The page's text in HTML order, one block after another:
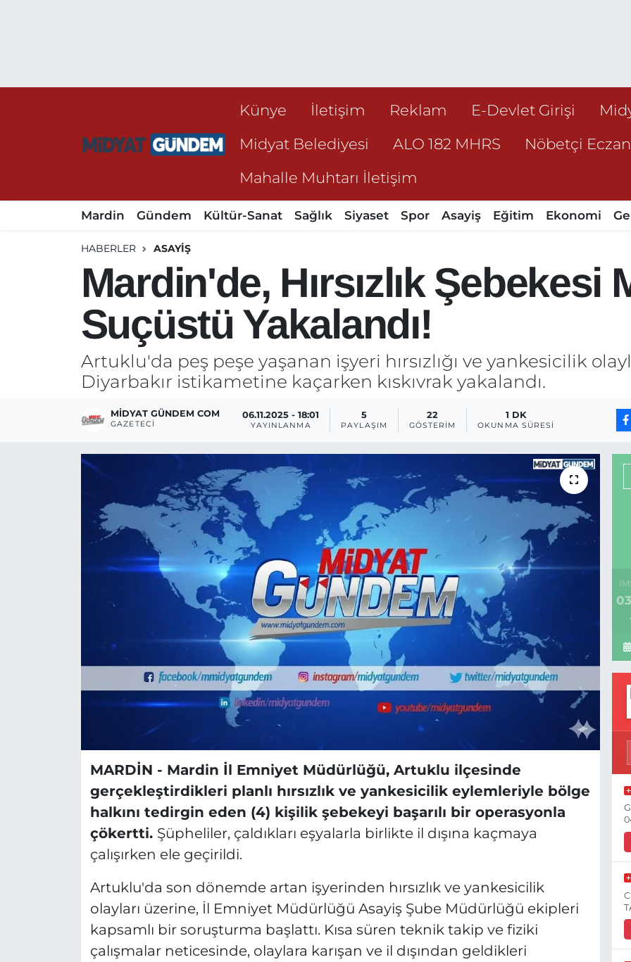
Künye İletişim Reklam E-Devlet Girişi
Midyat Belediyesi
ALO 182 MHRS Nöbetçi
Mahalle Muhtarı İletişim
Mardin Gündem Kültür-Sanat Sağlık Siyaset Spor Asayiş Eğitim Ekonomi
HABERLER ASAYIŞ
Mardin'de, Hırsızlık Şebekesi
Suçüstü Yakalandı!
Artuklu'da peş peşe yaşanan işyeri hırsızlığı ve yankesicilik
Diyarbakır istikametine kaçarken kıskıvrak yakalandı.
MIDYAT GÜNDEM COM
GAZETECI
06.11.2025 - 18:01
YAYINLANMA
5
PAYLAŞIM
22
GÖSTERIM
1 DK
OKUNMA SÜRESI
MARDİN - Mardin İl Emniyet Müdürlüğü, Artuklu ilçesinde
gerçekleştirdikleri planlı hırsızlık ve yankesicilik eylemleriyle bölge
halkını tedirgin eden (4) kişilik şebekeyi başarılı bir operasyonla
çökertti. Şüpheliler, çaldıkları eşyalarla birlikte il dışına kaçmaya
çalışırken ele geçirildi.
Artuklu'da son dönemde artan işyerinden hırsızlık ve yankesicilik
olayları üzerine, İl Emniyet Müdürlüğü Asayiş Şube Müdürlüğü ekipleri
kapsamlı bir soruşturma başlattı. Kısa süren teknik takip ve fiziki
çalışmalar neticesinde, olaylara karışan ve il dışından geldikleri